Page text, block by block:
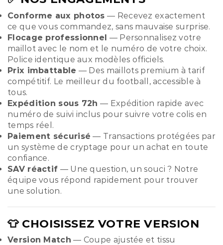
Conforme aux photos — Recevez exactement
ce que vous commandez, sans mauvaise surprise.
Flocage professionnel — Personnalisez votre
maillot avec le nom et le numéro de votre choix.
Police identique aux modèles officiels.
Prix imbattable — Des maillots premium à tarif
compétitif. Le meilleur du football, accessible à
tous.
Expédition sous 72h — Expédition rapide avec
numéro de suivi inclus pour suivre votre colis en
temps réel.
Paiement sécurisé — Transactions protégées par
un système de cryptage pour un achat en toute
confiance.
SAV réactif — Une question, un souci ? Notre
équipe vous répond rapidement pour trouver
une solution.
👕 CHOISISSEZ VOTRE VERSION
Version Match — Coupe ajustée et tissu